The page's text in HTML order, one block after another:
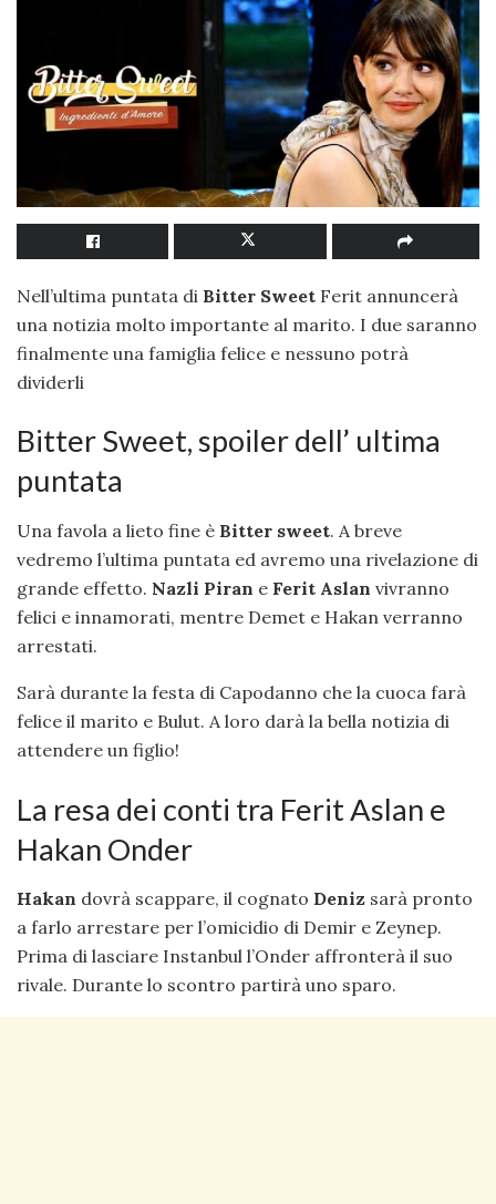
Nell’ultima puntata di Bitter Sweet Ferit annuncerà
una notizia molto importante al marito. I due saranno
finalmente una famiglia felice e nessuno potrà
dividerli
Bitter Sweet, spoiler dell’ ultima
puntata
Una favola a lieto fine è Bitter sweet. A breve
vedremo l’ultima puntata ed avremo una rivelazione di
grande effetto. Nazli Piran e Ferit Aslan vivranno
felici e innamorati, mentre Demet e Hakan verranno
arrestati.
Sarà durante la festa di Capodanno che la cuoca farà
felice il marito e Bulut. A loro darà la bella notizia di
attendere un figlio!
La resa dei conti tra Ferit Aslan e
Hakan Onder
Hakan dovrà scappare, il cognato Deniz sarà pronto
a farlo arrestare per l’omicidio di Demir e Zeynep.
Prima di lasciare Instanbul l’Onder affronterà il suo
rivale. Durante lo scontro partirà uno sparo.